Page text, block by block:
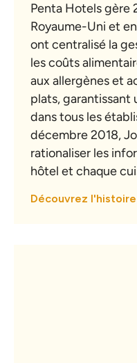
Penta Hotels gère
Royaume-Uni et
ont centralisé la
les coûts
aux allergènes et
plats, garantissant
dans tous les
décembre 2018,
rationaliser les
hôtel et chaque
Découvrez l'histoire